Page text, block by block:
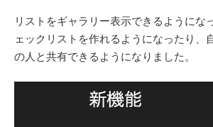
リストをギャラリー表示できるようにな
ェックリストを作れるようになったり、
の人と共有できるようになりました。